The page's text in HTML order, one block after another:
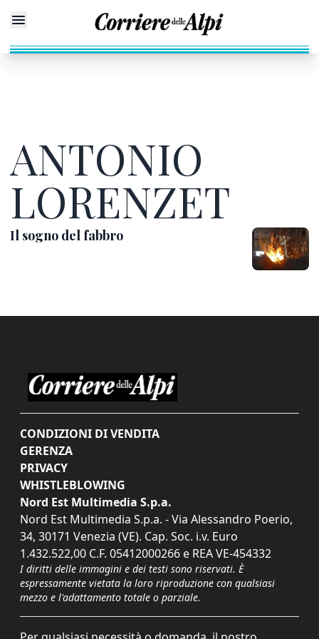
ANTONIO
LORENZET
Il sogno del fabbro
CONDIZIONI DI VENDITA
GERENZA
PRIVACY
WHISTLEBLOWING
Nord Est Multimedia S.p.a.
Nord Est Multimedia S.p.a. - Via Alessandro Poerio,
34, 30171 Venezia (VE). Cap. Soc. i.v. Euro
1.432.522,00 C.F. 05412000266 e REA VE-454332
I diritti delle immagini e dei testi sono riservati. È
espressamente vietata la loro riproduzione con qualsiasi
mezzo e l'adattamento totale o parziale.